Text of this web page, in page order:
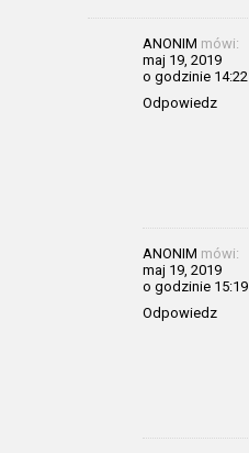
ANONIM mówi:
maj 19, 2019
o godzinie 14:22
Odpowiedz
ANONIM mówi:
maj 19, 2019
o godzinie 15:19
Odpowiedz